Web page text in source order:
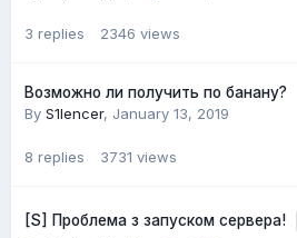
3 replies 2346 views
Возможно ли получить по банану?
By S1lencer, January 13, 2019
8 replies 3731 views
[S] Проблема з запуском сервера!